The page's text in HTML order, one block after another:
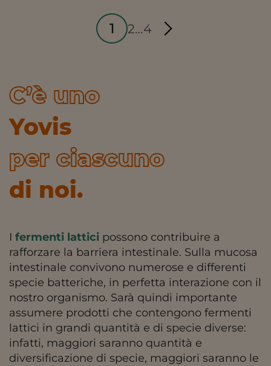
Paginazione
degli
Page
1 Page
2…Page
4
C’è uno
Yovis
per ciascuno
di noi.
I fermenti lattici possono contribuire a
rafforzare la barriera intestinale. Sulla mucosa
intestinale convivono numerose e differenti
specie batteriche, in perfetta interazione con il
nostro organismo. Sarà quindi importante
assumere prodotti che contengono fermenti
lattici in grandi quantità e di specie diverse:
infatti, maggiori saranno quantità e
diversificazione di specie, maggiori saranno le